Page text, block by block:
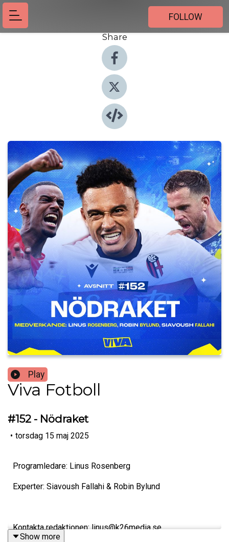
FOLLOW
Share
Play
Viva Fotboll
#152 - Nödraket
• torsdag 15 maj 2025
Programledare: Linus Rosenberg
Experter: Siavoush Fallahi & Robin Bylund
Kontakta redaktionen: linus@k26media.se
Show more